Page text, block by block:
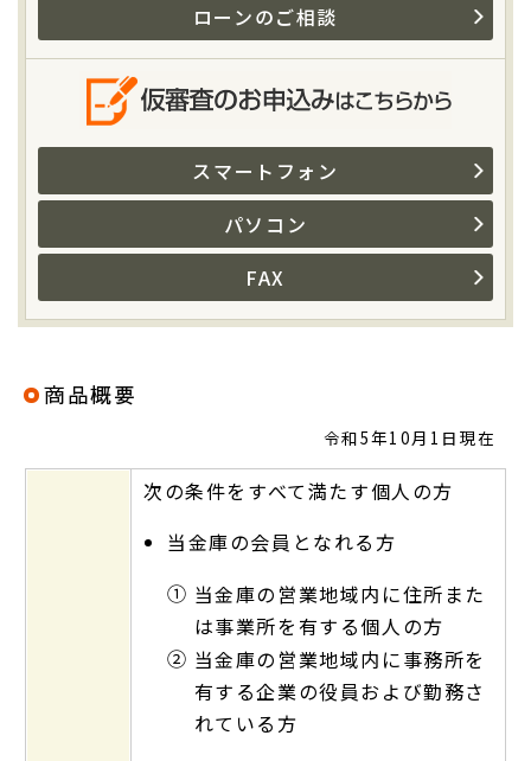
ローンのご相談
スマートフォン
パソコン
FAX
商品概要
令和5年10月1日現在
次の条件をすべて満たす個人の方
当金庫の会員となれる方
① 当金庫の営業地域内に住所また
は事業所を有する個人の方
② 当金庫の営業地域内に事務所を
有する企業の役員および勤務さ
れている方